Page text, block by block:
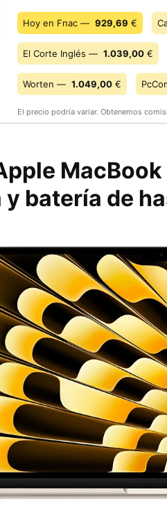
Hoy en Fnac — 929,69 €
El Corte Inglés — 1.039,00 €
Worten — 1.049,00 €
El precio podría variar. Obtenemos
batería de